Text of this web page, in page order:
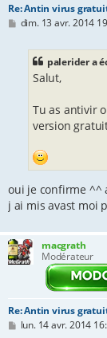
Re: Antin virus
M
dim. 13 avr. 2014
palerider a
Salut,
Tu as antivir
version
oui je confirme
j ai mis avast moi
macgrath
Modérateur
Re: Antin virus
M
lun. 14 avr. 2014